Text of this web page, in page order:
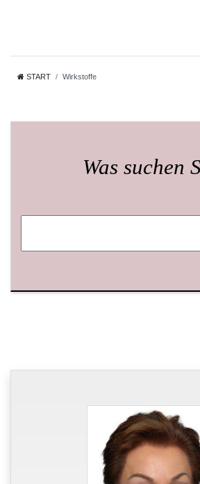
START Wirkstoffe
Was suchen